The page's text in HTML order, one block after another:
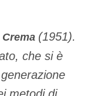
(1951).
che si è